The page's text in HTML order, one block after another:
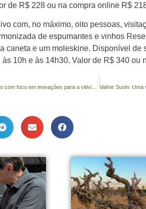
de R$ 228 ou na compra online R$
com, no máximo, oito pessoas,
de espumantes e vinhos
caneta e um moleskine. Disponível
10h e às 14h30. Valor de R$ 340 ou